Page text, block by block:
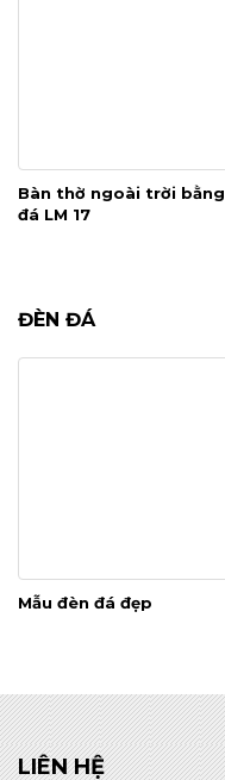
Bàn thờ ngoài trời bằng
đá LM 17
ĐÈN ĐÁ
Mẫu đèn đá đẹp
LIÊN HỆ